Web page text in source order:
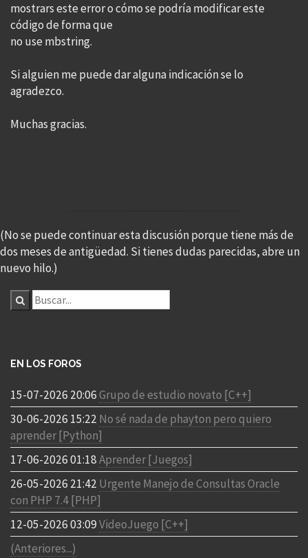
mostrars este error o cómo se podría modificar este
código de forma que
no use mbstring.
Si alguien me puede dar alguna indicación se lo
agradezco.
Muchas gracias.
(No se puede continuar esta discusión porque tiene más de
dos meses de antigüedad. Si tienes dudas parecidas, abre un
nuevo hilo.)
EN LOS FOROS
15-07-2026 20:06Grupo de estudio novato [C++]
30-06-2026 15:22 No sé nada de phayton pero quiero
aprender [Python]
17-06-2026 01:18Aprender [Juegos]
26-05-2026 21:42 Urgente Manejo de Consultas Oracle
con PHP 7.4 [PHP]
12-05-2026 03:09VideoJuego [C++]
(Anteriores...)